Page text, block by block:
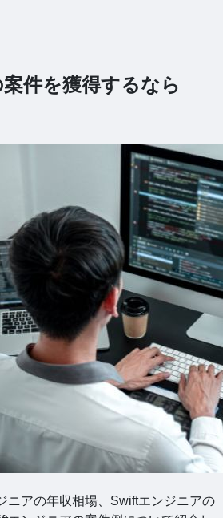
件を獲得するなら
ニアの年収相場、Swiftエンジニアの